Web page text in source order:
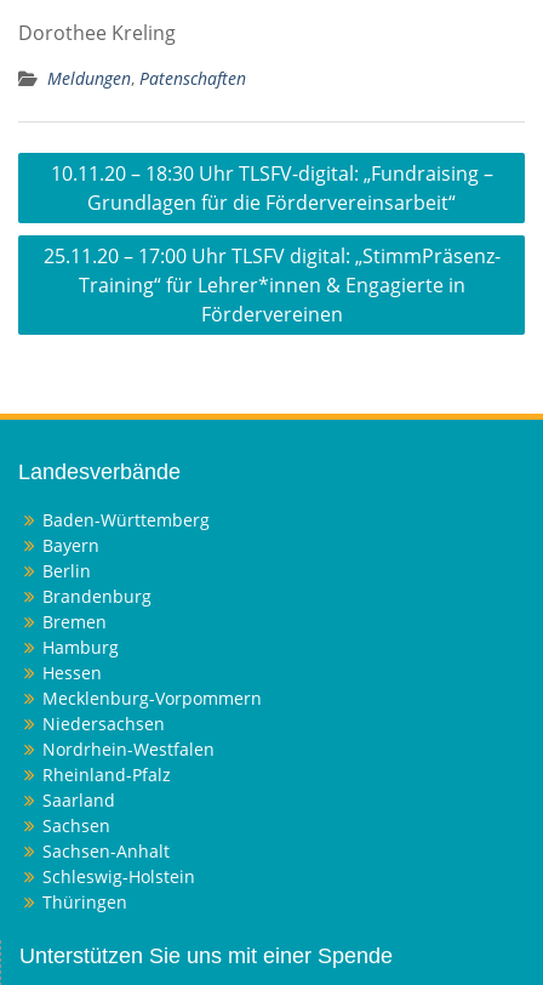
Dorothee Kreling
Meldungen, Patenschaften
Beitragsnavigation
10.11.20 – 18:30 Uhr TLSFV-digital: „Fundraising –
Grundlagen für die Fördervereinsarbeit“
25.11.20 – 17:00 Uhr TLSFV digital: „StimmPräsenz-
Training“ für Lehrer*innen & Engagierte in
Fördervereinen
Landesverbände
Baden-Württemberg
Bayern
Berlin
Brandenburg
Bremen
Hamburg
Hessen
Mecklenburg-Vorpommern
Niedersachsen
Nordrhein-Westfalen
Rheinland-Pfalz
Saarland
Sachsen
Sachsen-Anhalt
Schleswig-Holstein
Thüringen
Unterstützen Sie uns mit einer Spende